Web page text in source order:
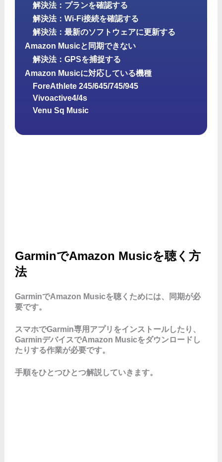
解決法：プランを確認する
解決法：Wi-Fi接続を確認する
解決法：最新のソフトウェアに更新する
Amazon Musicと同期できない
解決法：GPSを捕捉する
Amazon Musicに対応している機種
ForeAthlete 245/645/745/945
Vivoactive4/4s
Venu Sq Music
GarminでAmazon Musicを聴く方
法
GarminでAmazon Musicを聴くためには、同期が必
要です。
スマホでGarmin専用アプリをインストールしたり、
GarminデバイスでAmazon Musicをダウンロードし
たりする作業が必要です。
手順をひとつひとつ解説していきます。